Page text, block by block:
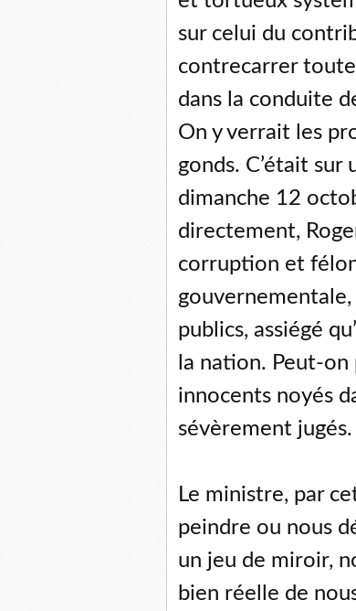
sur celui du
contrecarrer
dans la conduite
On y verrait les
gonds. C’était
dimanche 12
directement,
corruption et
publics, assiégé
la nation. Peut-on
innocents noyés
sévèrement jugés.
Le ministre, par
peindre ou nous
un jeu de miroir,
bien réelle de